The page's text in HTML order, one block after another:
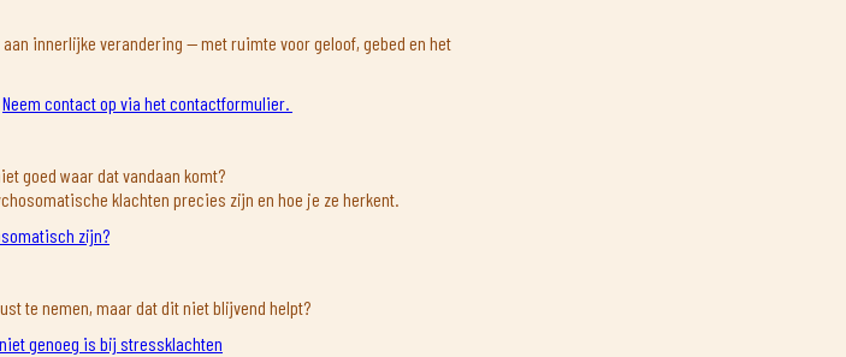
innerlijke verandering — met ruimte voor geloof, gebed en het
Neem contact op via het contactformulier.
goed waar dat vandaan komt?
klachten precies zijn en hoe je ze herkent.
zijn?
te nemen, maar dat dit niet blijvend helpt?
genoeg is bij stressklachten